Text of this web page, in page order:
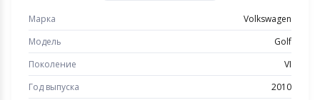
Марка
Volkswagen
Модель
Golf
Поколение
VI
Год выпуска
2010